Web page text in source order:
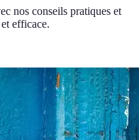
nos conseils pratiques et
efficace.